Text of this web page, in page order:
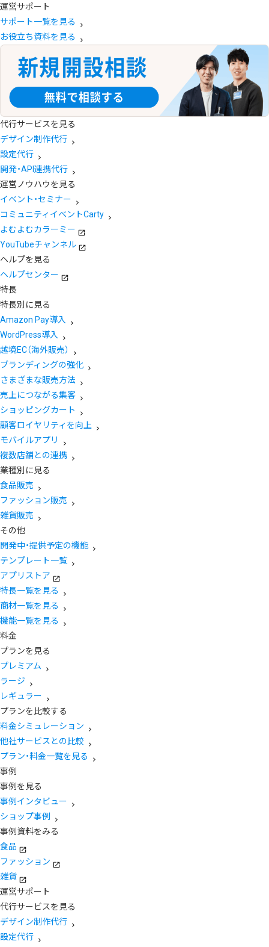
運営サポート
サポート一覧を見る
お役立ち資料を見る
代行サービスを見る
デザイン制作代行
設定代行
開発・API連携代行
運営ノウハウを見る
イベント・セミナー
コミュニティイベントCarty
よむよむカラーミー
YouTubeチャンネル
ヘルプを見る
ヘルプセンター
特長
特長別に見る
Amazon Pay導入
WordPress導入
越境EC（海外販売）
ブランディングの強化
さまざまな販売方法
売上につながる集客
ショッピングカート
顧客ロイヤリティを向上
モバイルアプリ
複数店舗との連携
業種別に見る
食品販売
ファッション販売
雑貨販売
その他
開発中・提供予定の機能
テンプレート一覧
アプリストア
特長一覧を見る
商材一覧を見る
機能一覧を見る
料金
プランを見る
プレミアム
ラージ
レギュラー
プランを比較する
料金シミュレーション
他社サービスとの比較
プラン・料金一覧を見る
事例
事例を見る
事例インタビュー
ショップ事例
事例資料をみる
食品
ファッション
雑貨
運営サポート
代行サービスを見る
デザイン制作代行
設定代行